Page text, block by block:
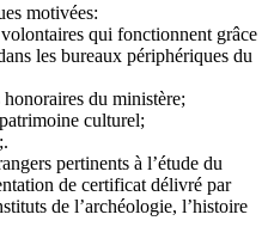
motivées:
qui fonctionnent grâce
les bureaux périphériques du
du ministère;
culturel;
pertinents à l’étude du
de certificat délivré par
de l’archéologie, l’histoire